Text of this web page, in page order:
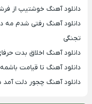
دانلود آهنگ خوشتیپ از
دانلود آهنگ رفتی شدم مه
تجنگی
دانلود آهنگ اخلاق بدت
دانلود آهنگ تا قیامت
دانلود آهنگ چجور دلت آمد